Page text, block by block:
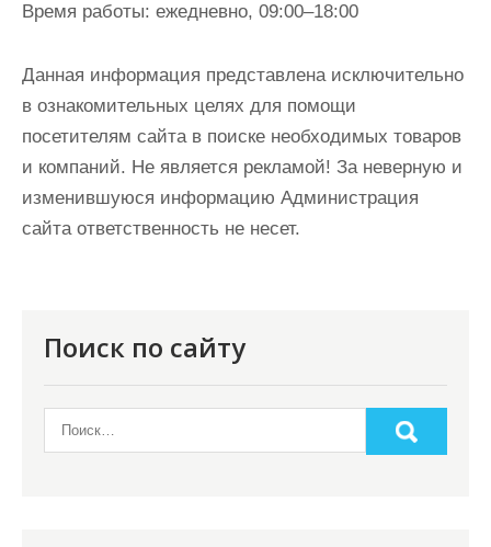
Время работы: ежедневно, 09:00–18:00
Данная информация представлена исключительно
в ознакомительных целях для помощи
посетителям сайта в поиске необходимых товаров
и компаний. Не является рекламой! За неверную и
изменившуюся информацию Администрация
сайта ответственность не несет.
Поиск по сайту